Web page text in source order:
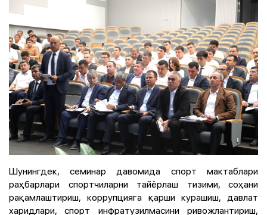
Шунингдек, семинар давомида спорт мактаблари
раҳбарлари спортчиларни тайёрлаш тизими, соҳани
рақамлаштириш, коррупцияга қарши курашиш, давлат
харидлари, спорт инфратузилмасини ривожлантириш,